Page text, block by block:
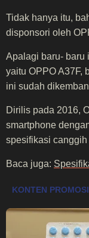
Tidak hanya itu,
disponsori oleh
Apalagi baru- baru
yaitu OPPO A37F,
ini sudah
Dirilis pada 2016,
smartphone
spesifikasi canggih
Baca juga: